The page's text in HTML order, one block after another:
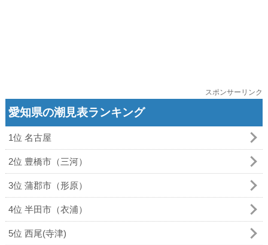
スポンサーリンク
愛知県の潮見表ランキング
1位 名古屋
2位 豊橋市（三河）
3位 蒲郡市（形原）
4位 半田市（衣浦）
5位 西尾(寺津)